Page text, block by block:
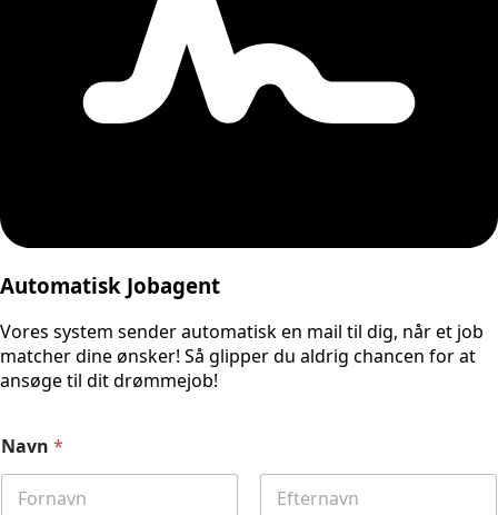
Automatisk Jobagent
Vores system sender automatisk en mail til dig, når et job
matcher dine ønsker! Så glipper du aldrig chancen for at
ansøge til dit drømmejob!
Navn *